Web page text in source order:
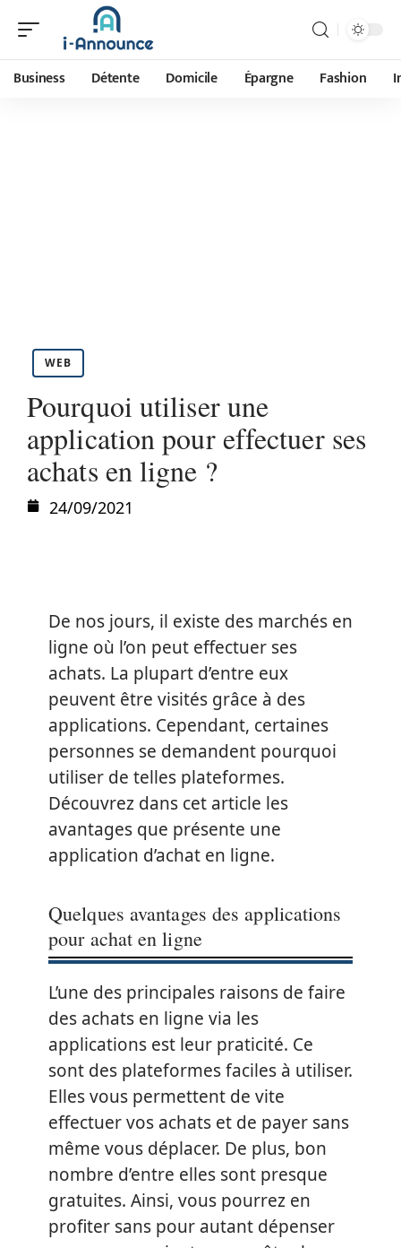
Business Détente Domicile Épargne Fashion
WEB
Pourquoi utiliser une
application pour effectuer ses
achats en ligne ?
24/09/2021
De nos jours, il existe des marchés en
ligne où l’on peut effectuer ses
achats. La plupart d’entre eux
peuvent être visités grâce à des
applications. Cependant, certaines
personnes se demandent pourquoi
utiliser de telles plateformes.
Découvrez dans cet article les
avantages que présente une
application d’achat en ligne.
Quelques avantages des applications
pour achat en ligne
L’une des principales raisons de faire
des achats en ligne via les
applications est leur praticité. Ce
sont des plateformes faciles à utiliser.
Elles vous permettent de vite
effectuer vos achats et de payer sans
même vous déplacer. De plus, bon
nombre d’entre elles sont presque
gratuites. Ainsi, vous pourrez en
profiter sans pour autant dépenser